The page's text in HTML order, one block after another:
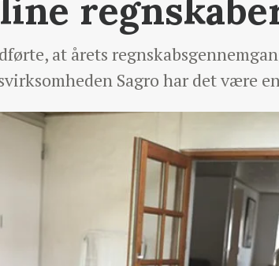
at årets
Sagro har det være